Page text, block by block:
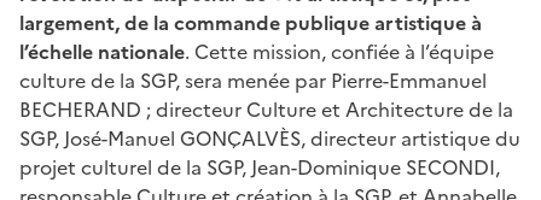
largement, de la commande publique artistique à
l’échelle nationale. Cette mission, confiée à l’équipe
culture de la SGP, sera menée par Pierre-Emmanuel
BECHERAND ; directeur Culture et Architecture de la
SGP, José-Manuel GONÇALVÈS, directeur artistique du
projet culturel de la SGP, Jean-Dominique SECONDI,